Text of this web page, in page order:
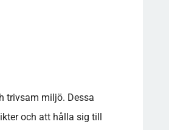
trivsam miljö. Dessa
och att hålla sig till